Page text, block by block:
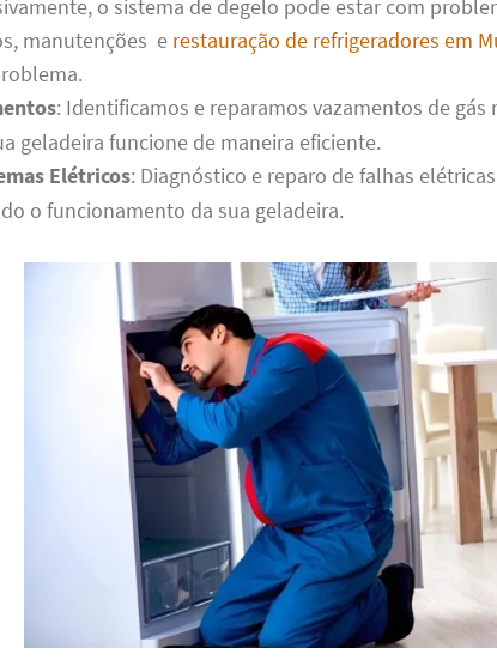
o sistema de degelo pode estar com
manutenções e restauração de refrigeradores em
: Identificamos e reparamos vazamentos de
geladeira funcione de maneira eficiente.
Elétricos: Diagnóstico e reparo de falhas
o funcionamento da sua geladeira.